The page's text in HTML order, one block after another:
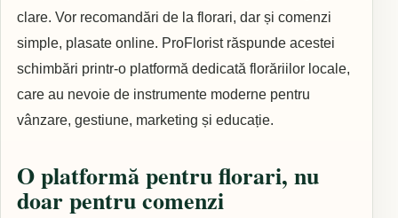
clare. Vor recomandări de la florari, dar și comenzi
simple, plasate online. ProFlorist răspunde acestei
schimbări printr-o platformă dedicată florăriilor locale,
care au nevoie de instrumente moderne pentru
vânzare, gestiune, marketing și educație.
O platformă pentru florari, nu
doar pentru comenzi